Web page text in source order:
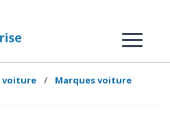
voiture
Marques voiture